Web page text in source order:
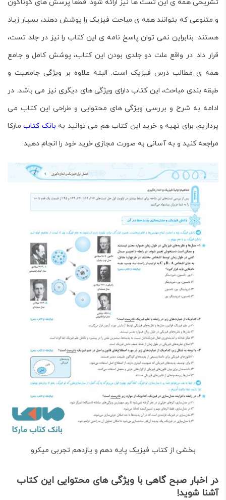
تشریحی همه ی این تست ها نیز ارائه شود. قطعا پرسش های گوناگون
و متنوعی که بتوانند همه ی مباحث فیزیک را پوشش دهند، بسیار زیاد
هستند. بنابراین نمی توان پاسخ نامه ی این کتاب را نیز در جلد تست،
قرار داد. در واقع علت دو جلدی بودن این کتاب، پوشش کامل و جامع
همه ی مطالب درس فیزیک است. البته علاوه بر ویژگی جامعیت و
طبقه بندی مباحث، این کتاب دارای ویژگی های دیگری نیز می باشد. در
ادامه به شرح و بررسی ویژگی های محتوایی و طراحی این کتاب می
پردازیم. برای تهیه و خرید این کتاب هم می توانید به بانک کتابمارکا
مراجعه کنید و به آسانی به صورت مجازی خرید خود را انجام دهید.
بخشی از کتاب فیزیک پایه دهم و یازدهم تجربی میکرو
در اخبار صبح گاهی با ویژگی های محتوایی این کتاب
آشنا شوید!